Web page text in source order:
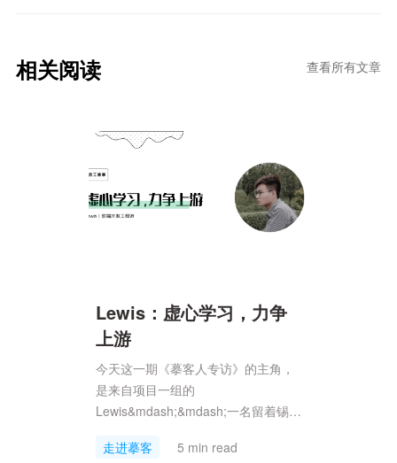
相关阅读 查看所有文章
Lewis：虚心学习，力争
上游
今天这一期《摹客人专访》的主角，
是来自项目一组的
Lewis&mdash;&mdash;一名留着锡纸
分享一下对于平时工作的一些心得体
走进摹客 5 min read